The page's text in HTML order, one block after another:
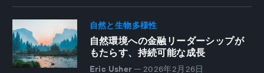
自然と生物多様性
自然環境への金融リーダーシップが
もたらす、持続可能な成長
Eric Usher — 2026年2月26日